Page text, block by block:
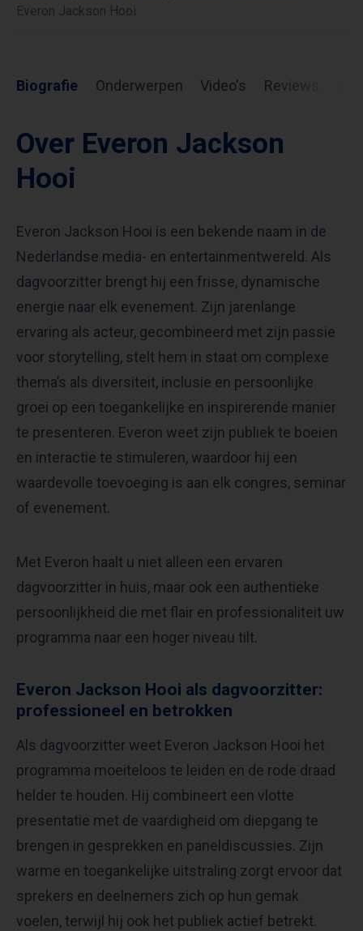
Everon Jackson Hooi
Biografie Onderwerpen Video's Reviews
Over Everon Jackson
Hooi
Everon Jackson Hooi is een bekende naam in de
Nederlandse media- en entertainmentwereld. Als
dagvoorzitter brengt hij een frisse, dynamische
energie naar elk evenement. Zijn jarenlange
ervaring als acteur, gecombineerd met zijn passie
voor storytelling, stelt hem in staat om complexe
thema’s als diversiteit, inclusie en persoonlijke
groei op een toegankelijke en inspirerende manier
te presenteren. Everon weet zijn publiek te boeien
en interactie te stimuleren, waardoor hij een
waardevolle toevoeging is aan elk congres, seminar
of evenement.
Met Everon haalt u niet alleen een ervaren
dagvoorzitter in huis, maar ook een authentieke
persoonlijkheid die met flair en professionaliteit uw
programma naar een hoger niveau tilt.
Everon Jackson Hooi als dagvoorzitter:
professioneel en betrokken
Als dagvoorzitter weet Everon Jackson Hooi het
programma moeiteloos te leiden en de rode draad
helder te houden. Hij combineert een vlotte
presentatie met de vaardigheid om diepgang te
brengen in gesprekken en paneldiscussies. Zijn
warme en toegankelijke uitstraling zorgt ervoor dat
sprekers en deelnemers zich op hun gemak
voelen, terwijl hij ook het publiek actief betrekt.